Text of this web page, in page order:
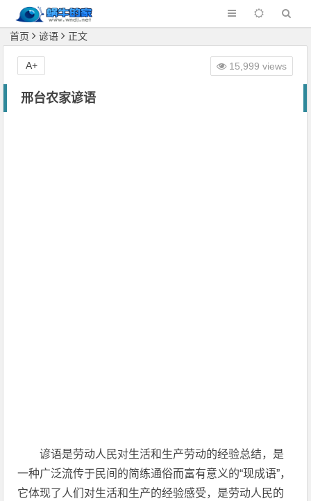
首页 谚语 正文
邢台农家谚语
谚语是劳动人民对生活和生产劳动的经验总结，是
一种广泛流传于民间的简练通俗而富有意义的“现成语”，
它体现了人们对生活和生产的经验感受，是劳动人民的
15,999 views
A+